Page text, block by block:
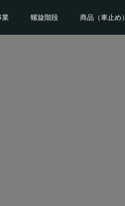
業 螺旋階段 商品（車止め）